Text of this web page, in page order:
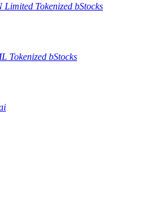
Limited Tokenized bStocks
Tokenized bStocks